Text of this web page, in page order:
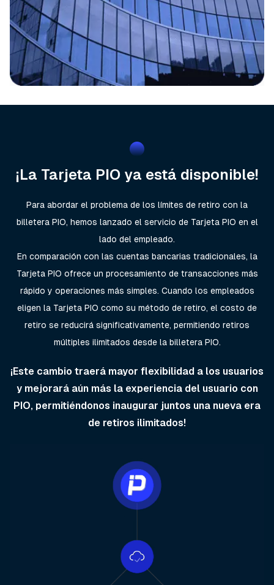
¡La Tarjeta PIO ya está disponible!
Para abordar el problema de los límites de retiro con la
billetera PIO, hemos lanzado el servicio de Tarjeta PIO en el
lado del empleado.
En comparación con las cuentas bancarias tradicionales, la
Tarjeta PIO ofrece un procesamiento de transacciones más
rápido y operaciones más simples. Cuando los empleados
eligen la Tarjeta PIO como su método de retiro, el costo de
retiro se reducirá significativamente, permitiendo retiros
múltiples ilimitados desde la billetera PIO.
¡Este cambio traerá mayor flexibilidad a los usuarios
y mejorará aún más la experiencia del usuario con
PIO, permitiéndonos inaugurar juntos una nueva era
de retiros ilimitados!